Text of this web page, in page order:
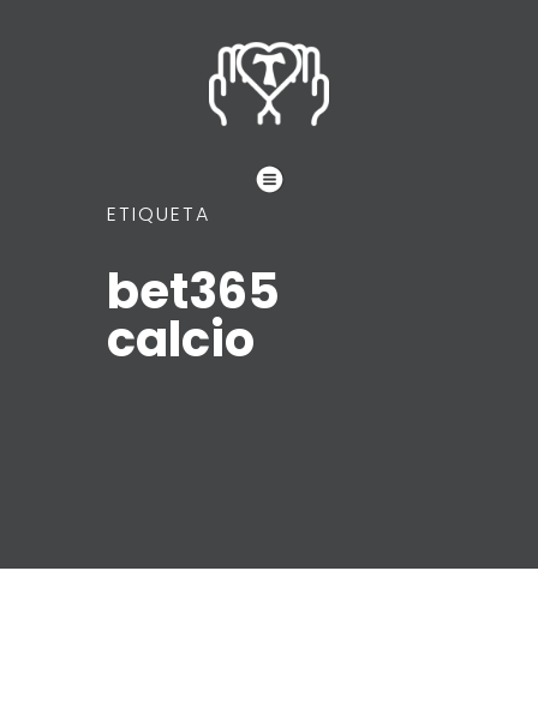
ETIQUETA
bet365
calcio